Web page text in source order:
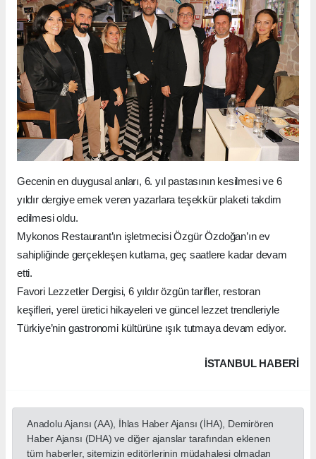
Gecenin en duygusal anları, 6. yıl pastasının kesilmesi ve 6
yıldır dergiye emek veren yazarlara teşekkür plaketi takdim
edilmesi oldu.
Mykonos Restaurant’ın işletmecisi Özgür Özdoğan’ın ev
sahipliğinde gerçekleşen kutlama, geç saatlere kadar devam
etti.
Favori Lezzetler Dergisi, 6 yıldır özgün tarifler, restoran
keşifleri, yerel üretici hikayeleri ve güncel lezzet trendleriyle
Türkiye’nin gastronomi kültürüne ışık tutmaya devam ediyor.
İSTANBUL HABERİ
Anadolu Ajansı (AA), İhlas Haber Ajansı (İHA), Demirören
Haber Ajansı (DHA) ve diğer ajanslar tarafından eklenen
tüm haberler, sitemizin editörlerinin müdahalesi olmadan